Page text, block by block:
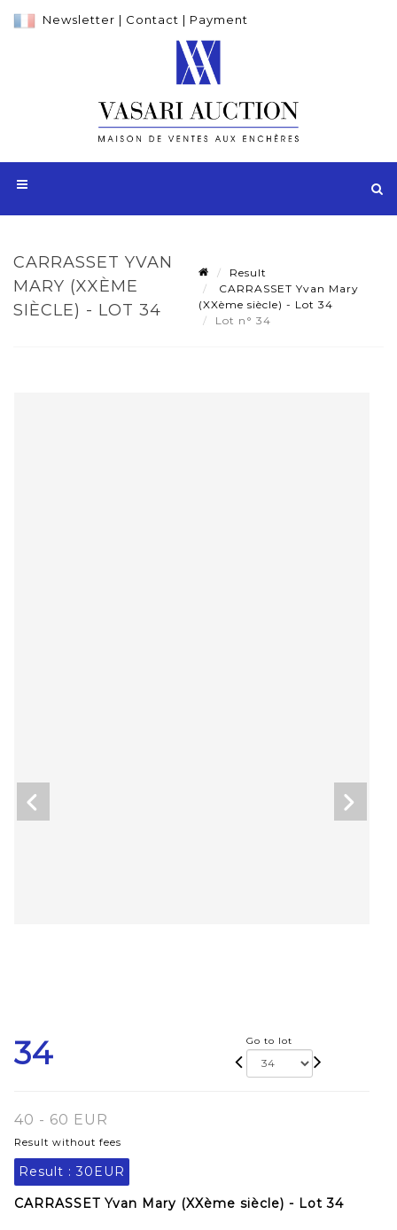
Newsletter | Contact | Payment
CARRASSET YVAN
MARY (XXÈME
SIÈCLE) - LOT 34
Result
CARRASSET Yvan Mary
(XXème siècle) - Lot 34
Lot n° 34
34 Go to lot
40 - 60 EUR
Result without fees
Result : 30EUR
CARRASSET Yvan Mary (XXème siècle) - Lot 34